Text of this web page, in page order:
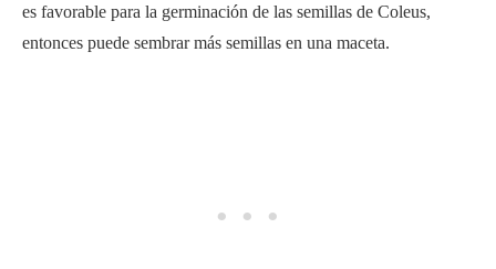
es favorable para la germinación de las semillas de Coleus,
entonces puede sembrar más semillas en una maceta.